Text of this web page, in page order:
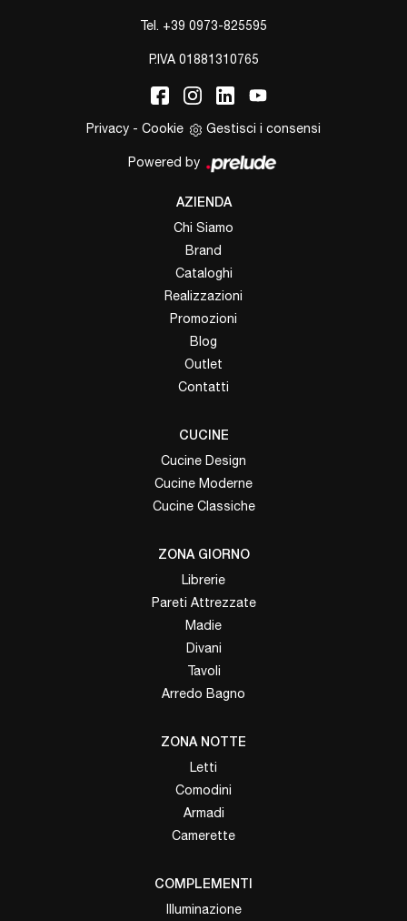
Tel. +39 0973-825595
P.IVA 01881310765
Privacy - Cookie Gestisci i consensi
Powered by
AZIENDA
Chi Siamo
Brand
Cataloghi
Realizzazioni
Promozioni
Blog
Outlet
Contatti
CUCINE
Cucine Design
Cucine Moderne
Cucine Classiche
ZONA GIORNO
Librerie
Pareti Attrezzate
Madie
Divani
Tavoli
Arredo Bagno
ZONA NOTTE
Letti
Comodini
Armadi
Camerette
COMPLEMENTI
Illuminazione